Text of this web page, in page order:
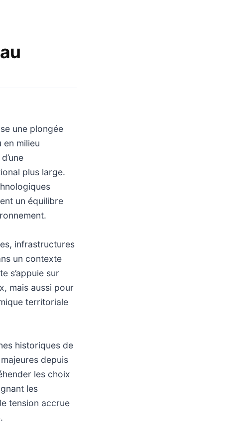
une plongée
en milieu
plus large.
un équilibre
infrastructures
un contexte
s’appuie sur
mais aussi pour
territoriale
historiques de
depuis
les choix
les
tension accrue